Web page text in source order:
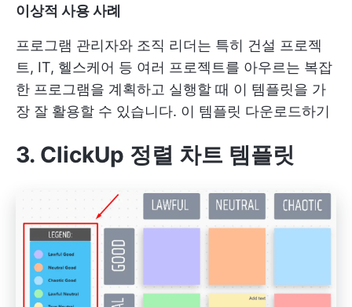
이상적 사용 사례
프로그램 관리자와 조직 리더는 특히 건설 프로젝
트, IT, 헬스케어 등 여러 프로젝트를 아우르는 복잡
한 프로그램을 계획하고 실행할 때 이 템플릿을 가
장 잘 활용할 수 있습니다. 이 템플릿 다운로드하기
3. ClickUp 정렬 차트 템플릿